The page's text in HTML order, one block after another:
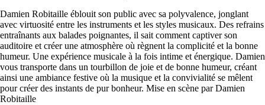
Damien Robitaille éblouit son public avec sa polyvalence, jonglant
avec virtuosité entre les instruments et les styles musicaux. Des refrains
entraînants aux balades poignantes, il sait comment captiver son
auditoire et créer une atmosphère où règnent la complicité et la bonne
humeur. Une expérience musicale à la fois intime et énergique. Damien
vous transporte dans un tourbillon de joie et de bonne humeur, créant
ainsi une ambiance festive où la musique et la convivialité se mêlent
pour créer des instants de pur bonheur. Mise en scène par Damien
Robitaille